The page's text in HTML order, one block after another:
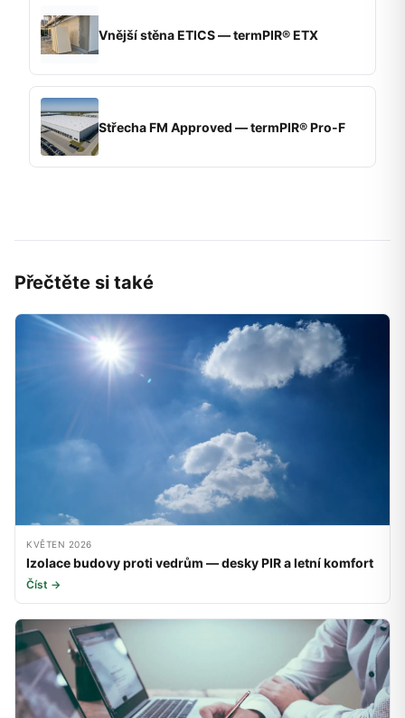
Vnější stěna ETICS — termPIR® ETX
Střecha FM Approved — termPIR® Pro-F
Přečtěte si také
KVĚTEN 2026
Izolace budovy proti vedrům — desky PIR a letní komfort
Číst →